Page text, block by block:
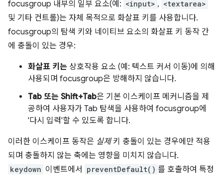
focusgroup 내부의 일부 요소(예: <input> , <textarea>
및 기타 컨트롤)는 자체 목적으로 화살표 키를 사용합니다.
focusgroup의 탐색 키와 네이티브 요소의 화살표 키 동작 간
에 충돌이 있는 경우:
화살표 키는 상호작용 요소 (예: 텍스트 커서 이동)에 의해
사용되며 focusgroup은 방해하지 않습니다.
Tab 또는 Shift+Tab은 기본 이스케이프 메커니즘을 제
공하여 사용자가 Tab 탐색을 사용하여 focusgroup에
'다시 입력'할 수 있도록 합니다.
이러한 이스케이프 동작은 실제키 충돌이 있는 경우에만 적용
되며 충돌하지 않는 축에는 영향을 미치지 않습니다.
keydown 이벤트에서 preventDefault() 를 호출하여 특정